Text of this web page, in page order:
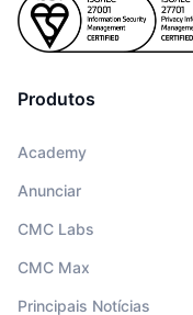
Produtos
Academy
Anunciar
CMC Labs
CMC Max
Principais Notícias